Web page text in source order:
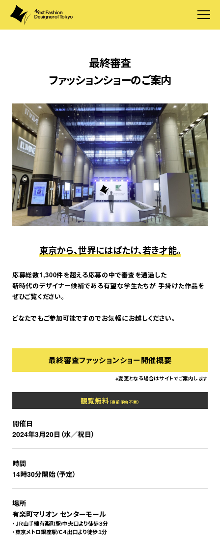
最終審査
ファッションショーのご案内
東京から、世界にはばたけ、若き才能。
応募総数1,300件を超える応募の中で審査を通過した
新時代のデザイナー候補である有望な学生たちが 手掛けた作品を
ぜひご覧ください。
どなたでもご参加可能ですのでお気軽にお越しください。
最終審査ファッションショー開催概要
※変更となる場合はサイトでご案内します
観覧無料（事前予約不要）
開催日
2024年3月20日（水／祝日）
時間
14時30分開始（予定）
場所
有楽町マリオン センターモール
・ＪＲ山手線有楽町駅/中央口より徒歩３分
・東京メトロ銀座駅/Ｃ４出口より徒歩１分